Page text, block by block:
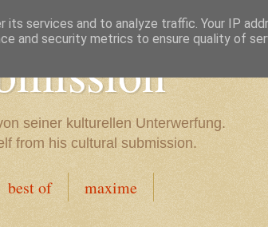
seiner kulturellen Unterwerfung.
from his cultural submission.
best of maxime
services and to analyze traffic. Your IP
and security metrics to ensure quality of